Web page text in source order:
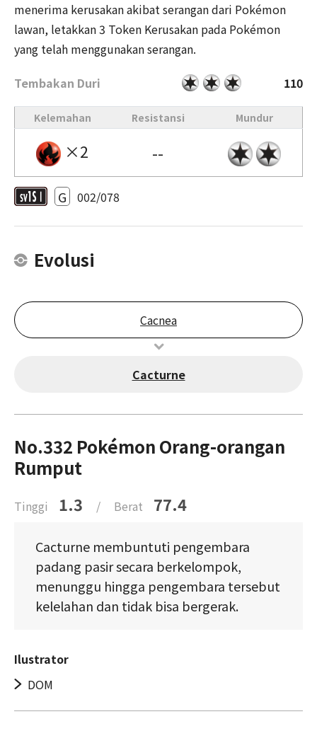
menerima kerusakan akibat serangan dari Pokémon
lawan, letakkan 3 Token Kerusakan pada Pokémon
yang telah menggunakan serangan.
Tembakan Duri
110
Kelemahan Resistansi Mundur
×2 --
G 002/078
Evolusi
Cacnea
Cacturne
No.332 Pokémon Orang-orangan
Rumput
Tinggi 1.3 / Berat 77.4
Cacturne membuntuti pengembara
padang pasir secara berkelompok,
menunggu hingga pengembara tersebut
kelelahan dan tidak bisa bergerak.
Ilustrator
DOM